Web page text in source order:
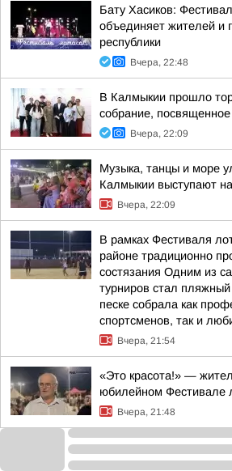
Бату Хасиков:
объединяет жителей и
республики
Вчера, 22:48
В Калмыкии прошло
собрание,
Вчера, 22:09
Музыка, танцы и море
Калмыкии выступают
Вчера, 22:09
В рамках Фестиваля
районе традиционно
состязания Одним из
турниров стал
песке собрала как
спортсменов, так и
Вчера, 21:54
«Это красота!» —
юбилейном Фестивале
Вчера, 21:48